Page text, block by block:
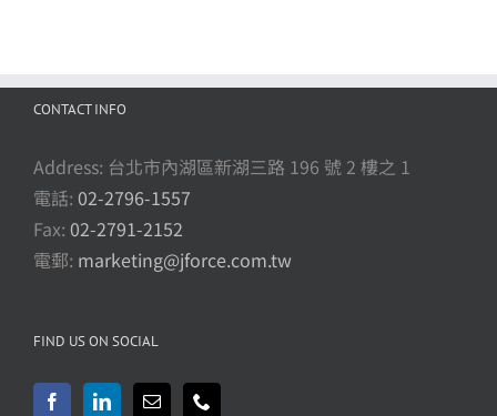
CONTACT INFO
Address: 台北市內湖區新湖三路 196 號 2 樓之 1
電話: 02-2796-1557
Fax: 02-2791-2152
電郵: marketing@jforce.com.tw
FIND US ON SOCIAL